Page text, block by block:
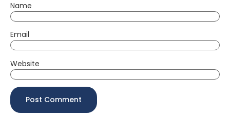
Name
Email
Website